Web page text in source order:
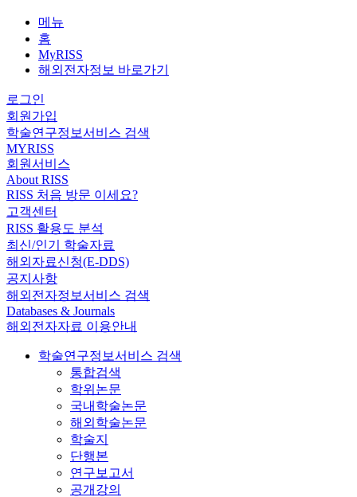
메뉴
홈
MyRISS
해외전자정보 바로가기
로그인
회원가입
학술연구정보서비스 검색
MYRISS
회원서비스
About RISS
RISS 처음 방문 이세요?
고객센터
RISS 활용도 분석
최신/인기 학술자료
해외자료신청(E-DDS)
공지사항
해외전자정보서비스 검색
Databases & Journals
해외전자자료 이용안내
학술연구정보서비스 검색
통합검색
학위논문
국내학술논문
해외학술논문
학술지
단행본
연구보고서
공개강의